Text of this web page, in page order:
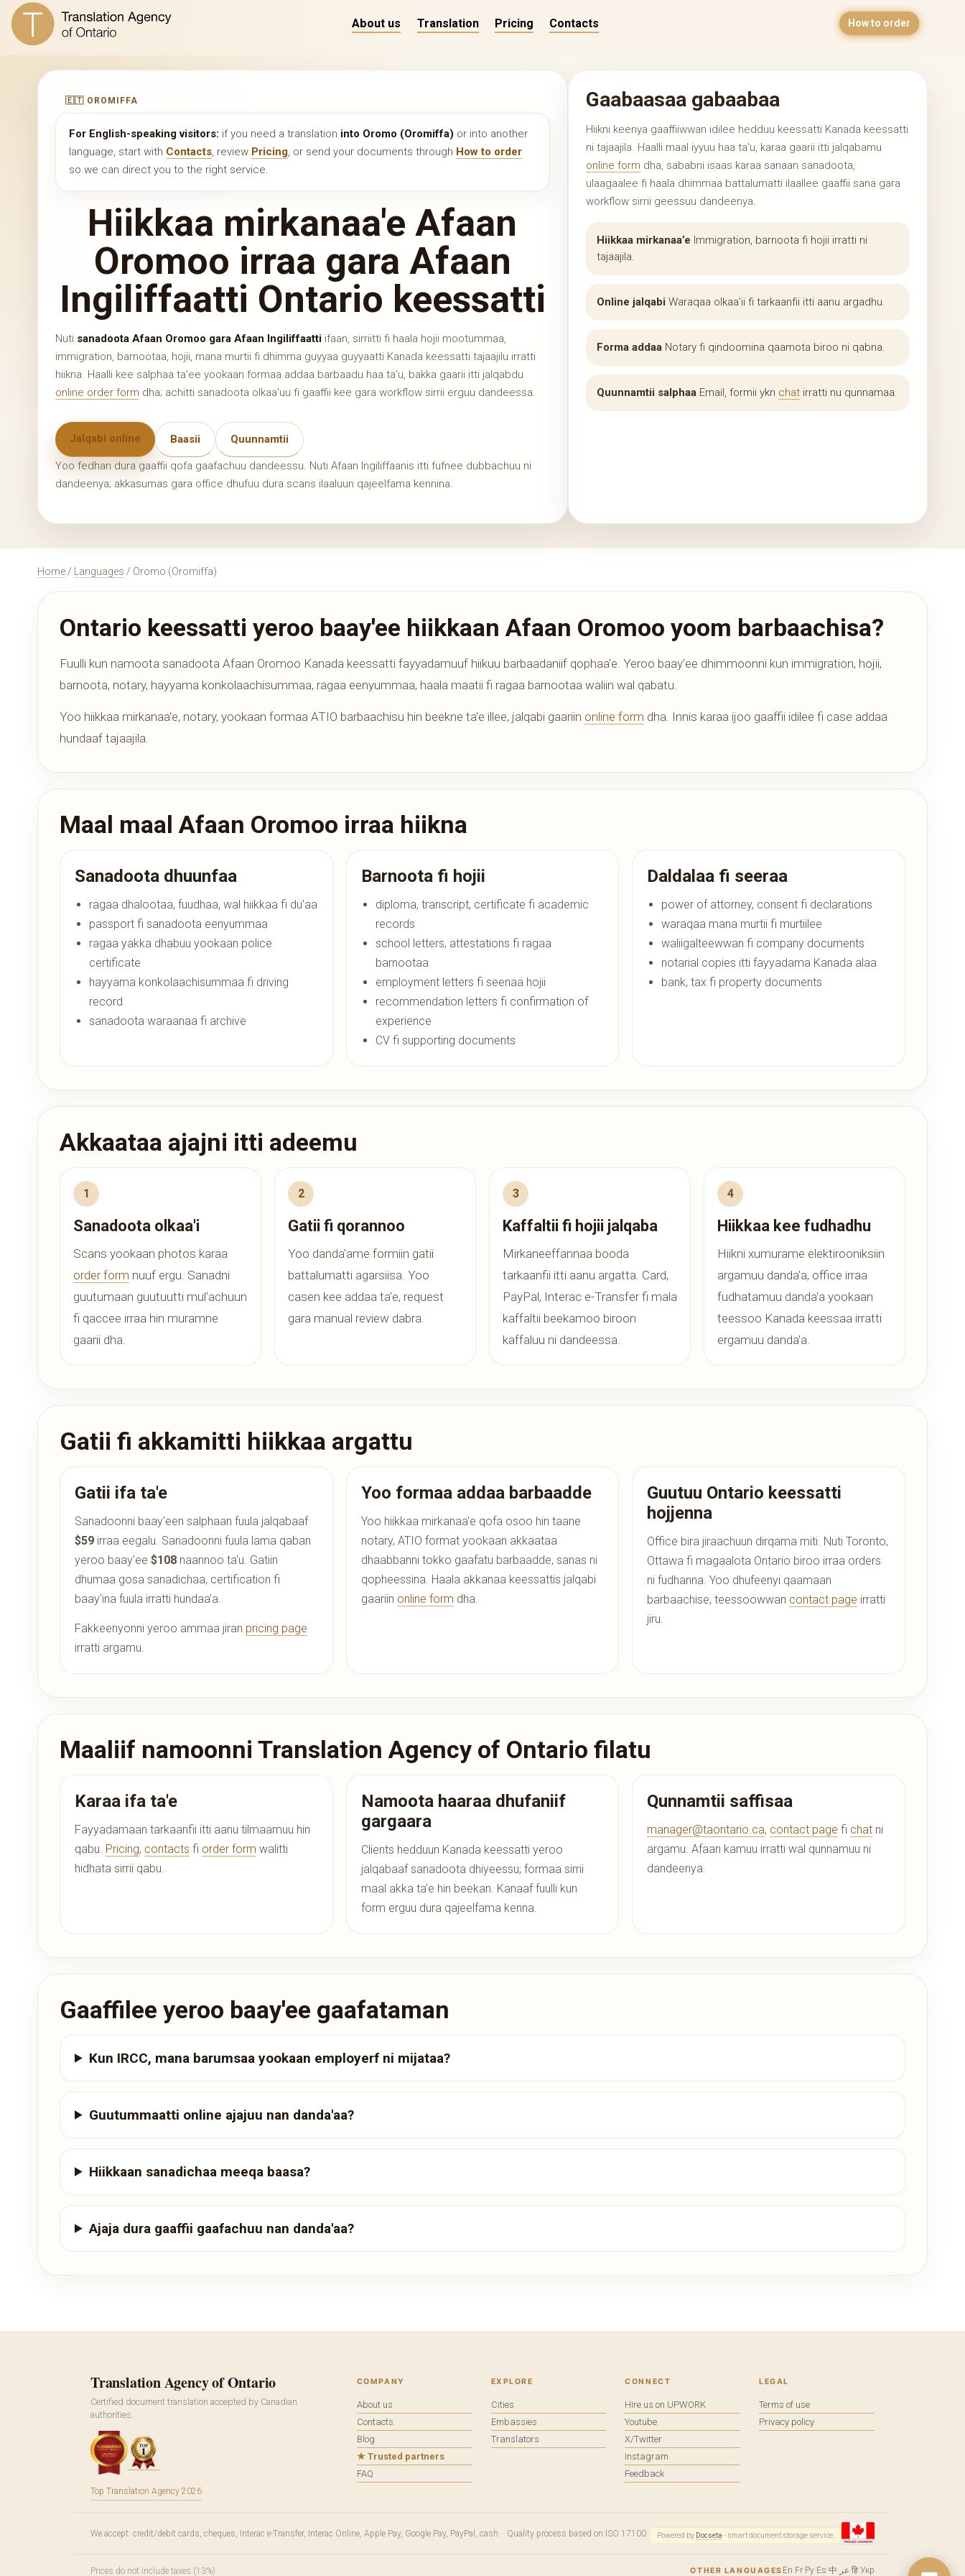
How to order
About us Translation Pricing Contacts
🇪🇹 OROMIFFA
For English-speaking visitors: if you need a translation into Oromo (Oromiffa) or into another
language, start with Contacts, review Pricing, or send your documents through How to order
so we can direct you to the right service.
Hiikkaa mirkanaa'e Afaan
Oromoo irraa gara Afaan
Ingiliffaatti Ontario keessatti
Nuti sanadoota Afaan Oromoo gara Afaan Ingiliffaatti ifaan, sirriitti fi haala hojii mootummaa,
immigration, barnootaa, hojii, mana murtii fi dhimma guyyaa guyyaatti Kanada keessatti tajaajilu irratti
hiikna. Haalli kee salphaa ta'ee yookaan formaa addaa barbaadu haa ta'u, bakka gaarii itti jalqabdu
online order form dha; achitti sanadoota olkaa'uu fi gaaffii kee gara workflow sirrii erguu dandeessa.
Jalqabi online Baasii Quunnamtii
Yoo fedhan dura gaaffii qofa gaafachuu dandeessu. Nuti Afaan Ingiliffaanis itti fufnee dubbachuu ni
dandeenya; akkasumas gara office dhufuu dura scans ilaaluun qajeelfama kennina.
Gaabaasaa gabaabaa
Hiikni keenya gaaffiiwwan idilee hedduu keessatti Kanada keessatti
ni tajaajila. Haalli maal iyyuu haa ta'u, karaa gaarii itti jalqabamu
online form dha, sababni isaas karaa sanaan sanadoota,
ulaagaalee fi haala dhimmaa battalumatti ilaallee gaaffii sana gara
workflow sirrii geessuu dandeenya.
Hiikkaa mirkanaa’e Immigration, barnoota fi hojii irratti ni
tajaajila.
Online jalqabi Waraqaa olkaa’ii fi tarkaanfii itti aanu argadhu.
Forma addaaNotary fi qindoomina qaamota biroo ni qabna.
Quunnamtii salphaaEmail, formii ykn chatirratti nu qunnamaa.
Home / Languages / Oromo (Oromiffa)
Ontario keessatti yeroo baay'ee hiikkaan Afaan Oromoo yoom barbaachisa?
Fuulli kun namoota sanadoota Afaan Oromoo Kanada keessatti fayyadamuuf hiikuu barbaadaniif qophaa'e. Yeroo baay'ee dhimmoonni kun immigration, hojii,
barnoota, notary, hayyama konkolaachisummaa, ragaa eenyummaa, haala maatii fi ragaa barnootaa waliin wal qabatu.
Yoo hiikkaa mirkanaa'e, notary, yookaan formaa ATIO barbaachisu hin beekne ta'e illee, jalqabi gaariin online form dha. Innis karaa ijoo gaaffii idilee fi case addaa
hundaaf tajaajila.
Maal maal Afaan Oromoo irraa hiikna
Sanadoota dhuunfaa
ragaa dhalootaa, fuudhaa, wal hiikkaa fi du'aa
passport fi sanadoota eenyummaa
ragaa yakka dhabuu yookaan police
certificate
hayyama konkolaachisummaa fi driving
record
sanadoota waraanaa fi archive
Barnoota fi hojii
diploma, transcript, certificate fi academic
records
school letters, attestations fi ragaa
barnootaa
employment letters fi seenaa hojii
recommendation letters fi confirmation of
experience
CV fi supporting documents
Daldalaa fi seeraa
power of attorney, consent fi declarations
waraqaa mana murtii fi murtiilee
waliigalteewwan fi company documents
notarial copies itti fayyadama Kanada alaa
bank, tax fi property documents
Akkaataa ajajni itti adeemu
Sanadoota olkaa'i
Scans yookaan photos karaa
order form nuuf ergu. Sanadni
guutumaan guutuutti mul'achuun
fi qaccee irraa hin muramne
gaarii dha.
Gatii fi qorannoo
Yoo danda'ame formiin gatii
battalumatti agarsiisa. Yoo
casen kee addaa ta'e, request
gara manual review dabra.
Kaffaltii fi hojii jalqaba
Mirkaneeffannaa booda
tarkaanfii itti aanu argatta. Card,
PayPal, Interac e-Transfer fi mala
kaffaltii beekamoo biroon
kaffaluu ni dandeessa.
Hiikkaa kee fudhadhu
Hiikni xumurame elektirooniksiin
argamuu danda'a, office irraa
fudhatamuu danda'a yookaan
teessoo Kanada keessaa irratti
ergamuu danda'a.
Gatii fi akkamitti hiikkaa argattu
Gatii ifa ta'e
Sanadoonni baay'een salphaan fuula jalqabaaf
$59 irraa eegalu. Sanadoonni fuula lama qaban
yeroo baay'ee $108 naannoo ta'u. Gatiin
dhumaa gosa sanadichaa, certification fi
baay'ina fuula irratti hundaa'a.
Fakkeenyonni yeroo ammaa jiran pricing page
irratti argamu.
Yoo formaa addaa barbaadde
Yoo hiikkaa mirkanaa'e qofa osoo hin taane
notary, ATIO format yookaan akkaataa
dhaabbanni tokko gaafatu barbaadde, sanas ni
qopheessina. Haala akkanaa keessattis jalqabi
gaariin online form dha.
Guutuu Ontario keessatti
hojjenna
Office bira jiraachuun dirqama miti. Nuti Toronto,
Ottawa fi magaalota Ontario biroo irraa orders
ni fudhanna. Yoo dhufeenyi qaamaan
barbaachise, teessoowwan contact page irratti
jiru.
Maaliif namoonni Translation Agency of Ontario filatu
Karaa ifa ta'e
Fayyadamaan tarkaanfii itti aanu tilmaamuu hin
qabu. Pricing, contacts fi order form walitti
hidhata sirrii qabu.
Namoota haaraa dhufaniif
gargaara
Clients hedduun Kanada keessatti yeroo
jalqabaaf sanadoota dhiyeessu; formaa sirrii
maal akka ta'e hin beekan. Kanaaf fuulli kun
form erguu dura qajeelfama kenna.
Qunnamtii saffisaa
manager@taontario.ca, contact page fi chat ni
argamu. Afaan kamuu irratti wal qunnamuu ni
dandeenya.
Gaaffilee yeroo baay'ee gaafataman
Kun IRCC, mana barumsaa yookaan employerf ni mijataa?
Guutummaatti online ajajuu nan danda'aa?
Hiikkaan sanadichaa meeqa baasa?
Ajaja dura gaaffii gaafachuu nan danda'aa?
Translation Agency of Ontario
Certified document translation accepted by Canadian
authorities.
Top Translation Agency 2026
COMPANY
About us
Contacts
Blog
★ Trusted partners
FAQ
EXPLORE
Cities
Embassies
Translators
CONNECT
Hire us on UPWORK
Youtube
X/Twitter
Instagram
Feedback
LEGAL
Terms of use
Privacy policy
We accept: credit/debit cards, cheques, Interac e-Transfer, Interac Online, Apple Pay, Google Pay, PayPal, cash. · Quality process based on ISO 17100. Powered by Docseta - smart document storage service.
Prices do not include taxes (13%). OTHER LANGUAGES En·Fr·Ру·Es·中· عر·हि·Укр